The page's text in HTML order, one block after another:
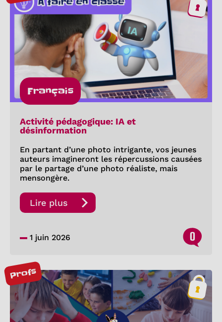
Français
Activité pédagogique: IA et
désinformation
En partant d’une photo intrigante, vos jeunes
auteurs imagineront les répercussions causées
par le partage d’une photo réaliste, mais
mensongère.
Lire plus
1 juin 2026 0
Profs